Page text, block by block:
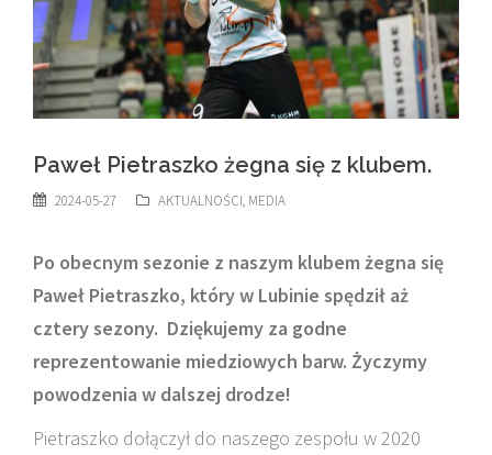
Paweł Pietraszko żegna się z klubem.
2024-05-27 AKTUALNOŚCI, MEDIA
Po obecnym sezonie z naszym klubem żegna się
Paweł Pietraszko, który w Lubinie spędził aż
cztery sezony. Dziękujemy za godne
reprezentowanie miedziowych barw. Życzymy
powodzenia w dalszej drodze!
Pietraszko dołączył do naszego zespołu w 2020